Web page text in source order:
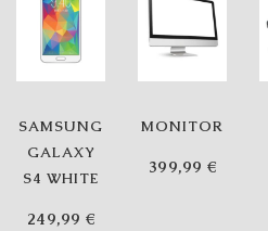
SAMSUNG
GALAXY
S4 WHITE
249,99 €
MONITOR
399,99 €